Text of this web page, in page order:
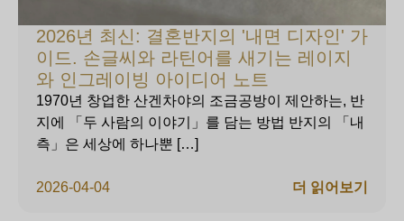
2026년 최신: 결혼반지의 '내면 디자인' 가
이드. 손글씨와 라틴어를 새기는 레이지
와 인그레이빙 아이디어 노트
2026-04-04
1970년 창업한 산겐차야의 조금공방이 제안하는, 반
지에 「두 사람의 이야기」를 담는 방법 반지의 「내
측」은 세상에 하나뿐 […]
더 읽어보기